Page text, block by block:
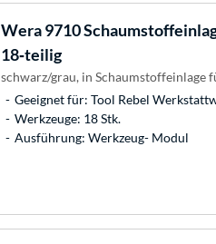
Wera9710
18‑teilig
schwarz/grau, in Schaumstoffeinlage
Geeignet für: Tool Rebel
Werkzeuge: 18 Stk.
Ausführung: Werkzeug- Modul